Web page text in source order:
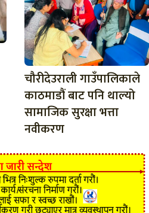
चौरीदेउराली गाउँपालिकाले
काठमाडौं बाट पनि थाल्यो
सामाजिक सुरक्षा भत्ता
नवीकरण